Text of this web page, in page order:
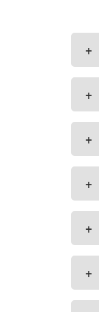
+
+
+
+
+
+